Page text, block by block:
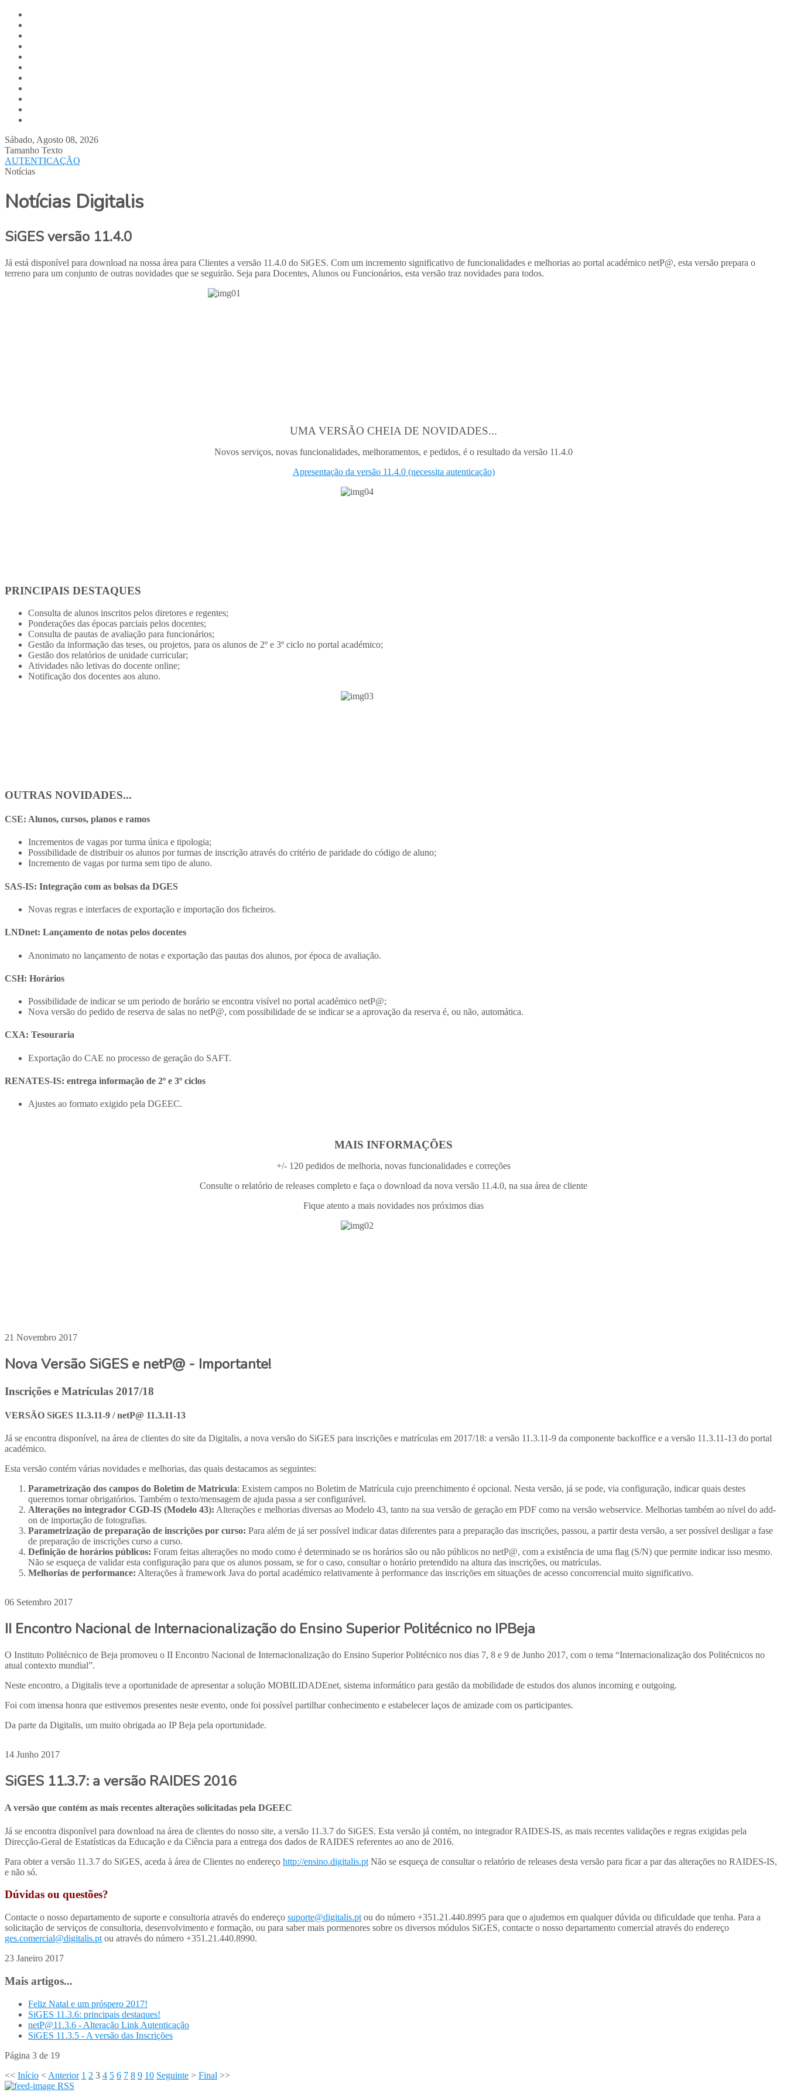
Sábado, Agosto 08, 2026
Tamanho Texto
AUTENTICAÇÃO
Notícias
Notícias Digitalis
SiGES versão 11.4.0
Já está disponível para download na nossa área para Clientes a versão 11.4.0 do SiGES. Com um incremento significativo de funcionalidades e melhorias ao portal académico netP@, esta versão prepara o
terreno para um conjunto de outras novidades que se seguirão. Seja para Docentes, Alunos ou Funcionários, esta versão traz novidades para todos.
UMA VERSÃO CHEIA DE NOVIDADES...
Novos serviços, novas funcionalidades, melhoramentos, e pedidos, é o resultado da versão 11.4.0
Apresentação da versão 11.4.0 (necessita autenticação)
PRINCIPAIS DESTAQUES
Consulta de alunos inscritos pelos diretores e regentes;
Ponderações das épocas parciais pelos docentes;
Consulta de pautas de avaliação para funcionários;
Gestão da informação das teses, ou projetos, para os alunos de 2º e 3º ciclo no portal académico;
Gestão dos relatórios de unidade curricular;
Atividades não letivas do docente online;
Notificação dos docentes aos aluno.
OUTRAS NOVIDADES...
CSE: Alunos, cursos, planos e ramos
Incrementos de vagas por turma única e tipologia;
Possibilidade de distribuir os alunos por turmas de inscrição através do critério de paridade do código de aluno;
Incremento de vagas por turma sem tipo de aluno.
SAS-IS: Integração com as bolsas da DGES
Novas regras e interfaces de exportação e importação dos ficheiros.
LNDnet: Lançamento de notas pelos docentes
Anonimato no lançamento de notas e exportação das pautas dos alunos, por época de avaliação.
CSH: Horários
Possibilidade de indicar se um periodo de horário se encontra visível no portal académico netP@;
Nova versão do pedido de reserva de salas no netP@, com possibilidade de se indicar se a aprovação da reserva é, ou não, automática.
CXA: Tesouraria
Exportação do CAE no processo de geração do SAFT.
RENATES-IS: entrega informação de 2º e 3º ciclos
Ajustes ao formato exigido pela DGEEC.
MAIS INFORMAÇÕES
+/- 120 pedidos de melhoria, novas funcionalidades e correções
Consulte o relatório de releases completo e faça o download da nova versão 11.4.0, na sua área de cliente
Fique atento a mais novidades nos próximos dias
21 Novembro 2017
Nova Versão SiGES e netP@ - Importante!
Inscrições e Matrículas 2017/18
VERSÃO SiGES 11.3.11-9 / netP@ 11.3.11-13
Já se encontra disponível, na área de clientes do site da Digitalis, a nova versão do SiGES para inscrições e matrículas em 2017/18: a versão 11.3.11-9 da componente backoffice e a versão 11.3.11-13 do portal
académico.
Esta versão contém várias novidades e melhorias, das quais destacamos as seguintes:
Parametrização dos campos do Boletim de Matricula: Existem campos no Boletim de Matrícula cujo preenchimento é opcional. Nesta versão, já se pode, via configuração, indicar quais destes
queremos tornar obrigatórios. Também o texto/mensagem de ajuda passa a ser configurável.
Alterações no integrador CGD-IS (Modelo 43): Alterações e melhorias diversas ao Modelo 43, tanto na sua versão de geração em PDF como na versão webservice. Melhorias também ao nível do add-
on de importação de fotografias.
Parametrização de preparação de inscrições por curso: Para além de já ser possível indicar datas diferentes para a preparação das inscrições, passou, a partir desta versão, a ser possível desligar a fase
de preparação de inscrições curso a curso.
Definição de horários públicos: Foram feitas alterações no modo como é determinado se os horários são ou não públicos no netP@, com a existência de uma flag (S/N) que permite indicar isso mesmo.
Não se esqueça de validar esta configuração para que os alunos possam, se for o caso, consultar o horário pretendido na altura das inscrições, ou matrículas.
Melhorias de performance: Alterações à framework Java do portal académico relativamente à performance das inscrições em situações de acesso concorrencial muito significativo.
06 Setembro 2017
II Encontro Nacional de Internacionalização do Ensino Superior Politécnico no IPBeja
O Instituto Politécnico de Beja promoveu o II Encontro Nacional de Internacionalização do Ensino Superior Politécnico nos dias 7, 8 e 9 de Junho 2017, com o tema “Internacionalização dos Politécnicos no
atual contexto mundial”.
Neste encontro, a Digitalis teve a oportunidade de apresentar a solução MOBILIDADEnet, sistema informático para gestão da mobilidade de estudos dos alunos incoming e outgoing.
Foi com imensa honra que estivemos presentes neste evento, onde foi possível partilhar conhecimento e estabelecer laços de amizade com os participantes.
Da parte da Digitalis, um muito obrigada ao IP Beja pela oportunidade.
14 Junho 2017
SiGES 11.3.7: a versão RAIDES 2016
A versão que contém as mais recentes alterações solicitadas pela DGEEC
Já se encontra disponível para download na área de clientes do nosso site, a versão 11.3.7 do SiGES. Esta versão já contém, no integrador RAIDES-IS, as mais recentes validações e regras exigidas pela
Direcção-Geral de Estatísticas da Educação e da Ciência para a entrega dos dados de RAIDES referentes ao ano de 2016.
Para obter a versão 11.3.7 do SiGES, aceda à área de Clientes no endereço http://ensino.digitalis.pt Não se esqueça de consultar o relatório de releases desta versão para ficar a par das alterações no RAIDES-IS,
e não só.
Dúvidas ou questões?
Contacte o nosso departamento de suporte e consultoria através do endereço suporte@digitalis.pt ou do número +351.21.440.8995 para que o ajudemos em qualquer dúvida ou dificuldade que tenha. Para a
solicitação de serviços de consultoria, desenvolvimento e formação, ou para saber mais pormenores sobre os diversos módulos SiGES, contacte o nosso departamento comercial através do endereço
ges.comercial@digitalis.pt ou através do número +351.21.440.8990.
23 Janeiro 2017
Mais artigos...
Feliz Natal e um próspero 2017!
SiGES 11.3.6: principais destaques!
netP@11.3.6 - Alteração Link Autenticação
SiGES 11.3.5 - A versão das Inscrições
Página 3 de 19
<< Início < Anterior 1 2 3 4 5 6 7 8 9 10 Seguinte > Final >>
RSS